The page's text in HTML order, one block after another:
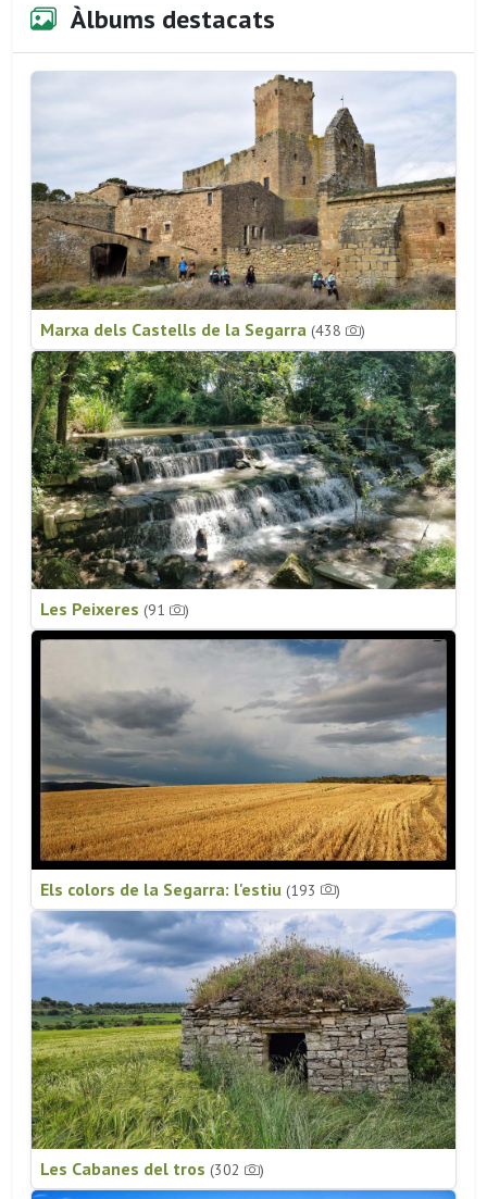
Àlbums destacats
Marxa dels Castells de la Segarra (438 )
Les Peixeres (91 )
Els colors de la Segarra: l'estiu (193 )
Les Cabanes del tros (302 )